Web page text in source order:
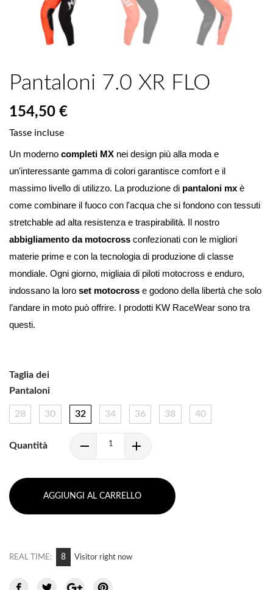
Pantaloni 7.0 XR FLO
154,50 €
Tasse incluse
Un moderno completi MX nei design più alla moda e
un'interessante gamma di colori garantisce comfort e il
massimo livello di utilizzo. La produzione di pantaloni mx è
come combinare il fuoco con l'acqua che si fondono con tessuti
abbigliamento da motocross confezionati con le migliori
materie prime e con la tecnologia di produzione di classe
mondiale. Ogni giorno, migliaia di piloti motocross e enduro,
indossano la loro set motocross e godono della libertà che solo
l’andare in moto può offrire. I prodotti KW RaceWear sono tra
questi.
Taglia dei
Pantaloni
28 30 32 34 36 38 40
Quantità
AGGIUNGI AL CARRELLO
REAL TIME: 8 Visitor right now